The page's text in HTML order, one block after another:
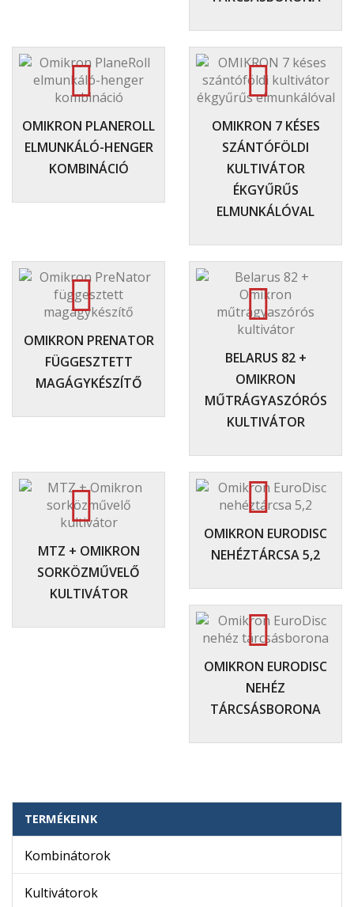
OMIKRON PLANEROLL
ELMUNKÁLÓ-HENGER
KOMBINÁCIÓ
OMIKRON 7 KÉSES
SZÁNTÓFÖLDI
KULTIVÁTOR
ÉKGYŰRŰS
ELMUNKÁLÓVAL
OMIKRON PRENATOR
FÜGGESZTETT
MAGÁGYKÉSZÍTŐ
BELARUS 82 +
OMIKRON
MŰTRÁGYASZÓRÓS
KULTIVÁTOR
MTZ + OMIKRON
SORKÖZMŰVELŐ
KULTIVÁTOR
OMIKRON EURODISC
NEHÉZTÁRCSA 5,2
OMIKRON EURODISC
NEHÉZ
TÁRCSÁSBORONA
TERMÉKEINK
Kombinátorok
Kultivátorok